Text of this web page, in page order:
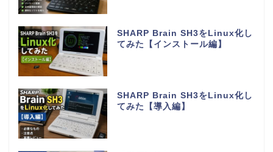
SHARP Brain SH3をLinux化し
てみた【インストール編】
SHARP Brain SH3をLinux化し
てみた【導入編】